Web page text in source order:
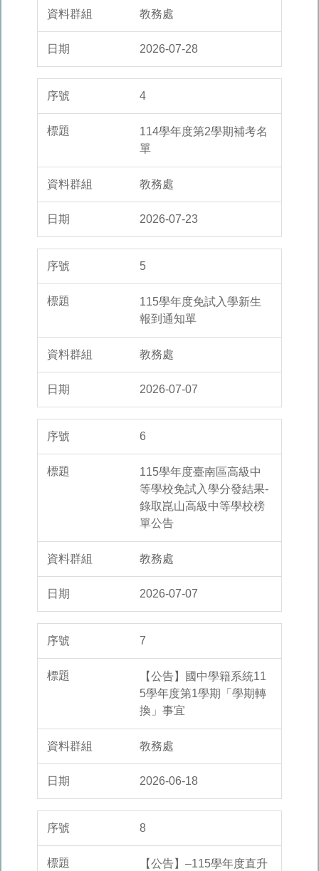
教務處
2026-07-28
4
114學年度第2學期補考名
單
教務處
2026-07-23
5
115學年度免試入學新生
報到通知單
教務處
2026-07-07
6
115學年度臺南區高級中
等學校免試入學分發結果-
錄取崑山高級中等學校榜
單公告
教務處
2026-07-07
7
【公告】國中學籍系統11
5學年度第1學期「學期轉
換」事宜
教務處
2026-06-18
8
【公告】–115學年度直升